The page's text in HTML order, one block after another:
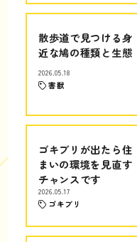
散歩道で見つける身
近な鳩の種類と生態
2026.05.18
害獣
ゴキブリが出たら住
まいの環境を見直す
チャンスです
2026.05.17
ゴキブリ